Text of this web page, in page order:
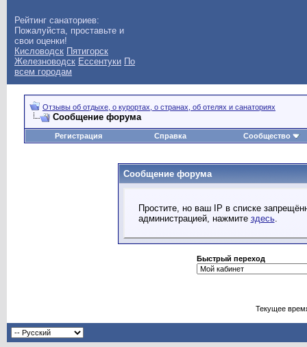
Рейтинг санаториев:
Пожалуйста, проставьте и
свои оценки!
Кисловодск Пятигорск
Железноводск Ессентуки По
всем городам
Отзывы об отдыхе, о курортах, о странах, об отелях и санаториях
Сообщение форума
Регистрация Справка Сообщество
Сообщение форума
Простите, но ваш IP в списке
администрацией, нажмите здесь.
Быстрый переход
Текущее